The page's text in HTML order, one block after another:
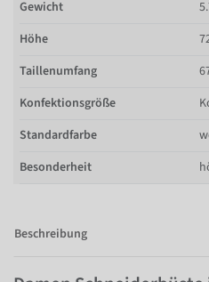
Gewicht
Höhe
Taillenumfang
Konfektionsgröße
Standardfarbe
Besonderheit
Beschreibung